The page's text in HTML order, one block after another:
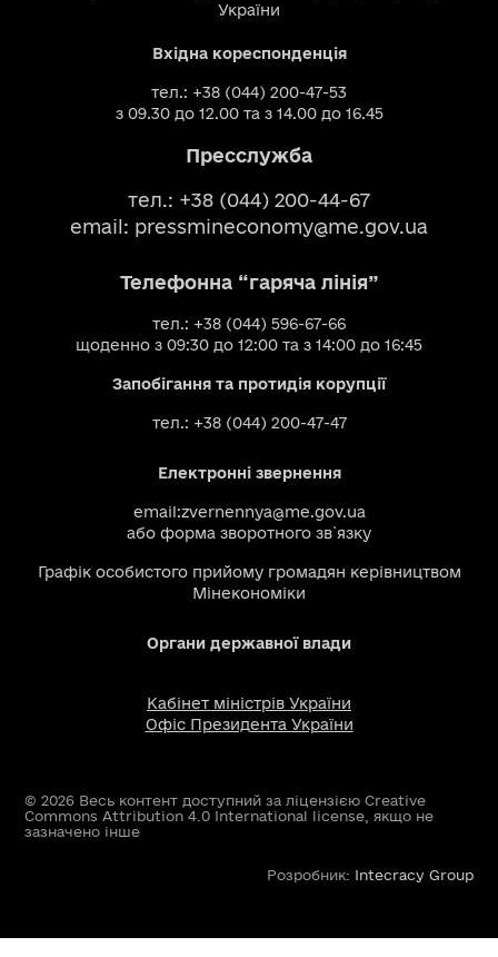
України
Вхідна кореспонденція
тел.: +38 (044) 200-47-53
з 09.30 до 12.00 та з 14.00 до 16.45
Пресслужба
тел.: +38 (044) 200-44-67
email: pressmineconomy@me.gov.ua
Телефонна “гаряча лінія”
тел.: +38 (044) 596-67-66
щоденно з 09:30 до 12:00 та з 14:00 до 16:45
Запобігання та протидія корупції
тел.: +38 (044) 200-47-47
Електронні звернення
email:zvernennya@me.gov.ua
або форма зворотного зв`язку
Графік особистого прийому громадян керівництвом
Мінекономіки
Органи державної влади
Кабінет міністрів України
Офіс Президента України
© 2026 Весь контент доступний за ліцензією Creative
Commons Attribution 4.0 International license, якщо не
зазначено інше
Розробник: Intecracy Group